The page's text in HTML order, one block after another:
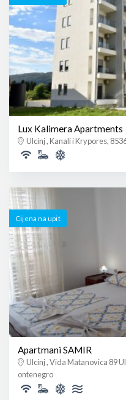
Lux Kalimera Apartments
Ulcinj , Kanali i Krypores,
Cijena na upit
Apartmani SAMIR
Ulcinj , Vida Matanovica 89
ontenegro